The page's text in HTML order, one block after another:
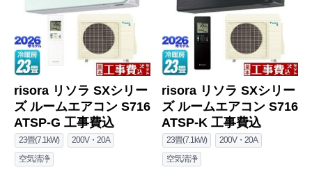
risora リソラ SXシリー
ズ ルームエアコン S716
ATSP-G 工事費込
23畳(7.1kW)
200V・20A
空気清浄
risora リソラ SXシリー
ズ ルームエアコン S716
ATSP-K 工事費込
23畳(7.1kW)
200V・20A
空気清浄